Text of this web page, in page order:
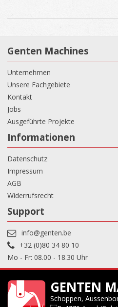
Genten Machines
Unternehmen
Unsere Fachgebiete
Kontakt
Jobs
Ausgeführte Projekte
Informationen
Datenschutz
Impressum
AGB
Widerrufsrecht
Support
info@genten.be
+32 (0)80 34 80 10
Mo - Fr: 08.00 - 18.30 Uhr
GENTEN
Schoppen,